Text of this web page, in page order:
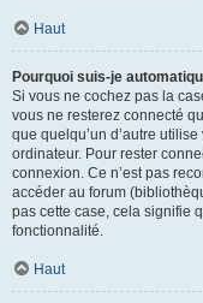
Haut
Pourquoi suis-je
Si vous ne cochez pas la
vous ne resterez connecté
que quelqu’un d’autre
ordinateur. Pour rester
connexion. Ce n’est pas
accéder au forum
pas cette case, cela signifie
fonctionnalité.
Haut